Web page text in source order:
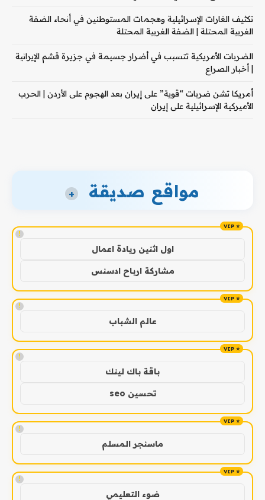
تكثيف الغارات الإسرائيلية وهجمات المستوطنين في أنحاء الضفة
الغربية المحتلة | الضفة الغربية المحتلة
الضربات الأمريكية تتسبب في أضرار جسيمة في جزيرة قشم الإيرانية
| أخبار الصراع
أمريكا تشن ضربات “قوية” على إيران بعد الهجوم على الأردن | الحرب
الأميركية الإسرائيلية على إيران
مواقع صديقة +
!
اول اثنين ريادة اعمال
مشاركة ارباح ادسنس
!
عالم الشباب
!
باقة باك لينك
تحسين seo
!
ماسنجر المسلم
!
ضوء التعليمي